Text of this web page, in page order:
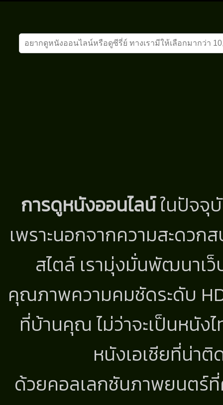
การดูหนังออนไลน์ในปัจจุ
เพราะนอกจากความสะดว
สไตล์ เรามุ่งมั่นพัฒนาเ
คุณภาพความคมชัดระดับ
ที่บ้านคุณ ไม่ว่าจะเป็นหนั
หนังเอเชียที่น่า
ด้วยคอลเลกชันภาพยนตร์